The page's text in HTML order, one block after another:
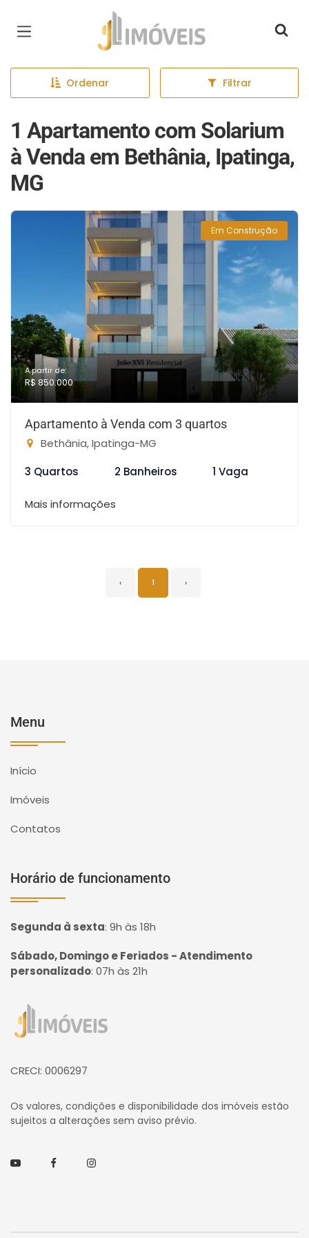
Página inicial
Ordenar Filtrar
1 Apartamento com Solarium
à Venda em Bethânia, Ipatinga,
MG
Em Construção
A partir de:
R$ 850.000
Apartamento à Venda com 3 quartos
Bethânia, Ipatinga-MG
3 Quartos
2 Banheiros 1 Vaga
Mais informações
‹ 1 ›
Menu
Início
Imóveis
Contatos
Horário de funcionamento
Segunda à sexta: 9h às 18h
Sábado, Domingo e Feriados - Atendimento
personalizado: 07h às 21h
Página inicial
CRECI: 0006297
Os valores, condições e disponibilidade dos imóveis estão
sujeitos a alterações sem aviso prévio.
YoutubeFacebookInstagram